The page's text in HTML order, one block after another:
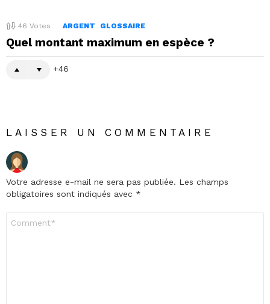
46 Votes ARGENT GLOSSAIRE
Quel montant maximum en espèce ?
46
LAISSER UN COMMENTAIRE
Votre adresse e-mail ne sera pas publiée. Les champs
obligatoires sont indiqués avec *